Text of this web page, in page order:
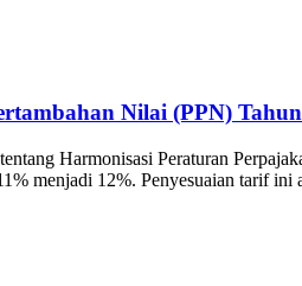
Nilai (PPN)
Harmonisasi Peraturan
menjadi 12%. Penyesuaian tarif